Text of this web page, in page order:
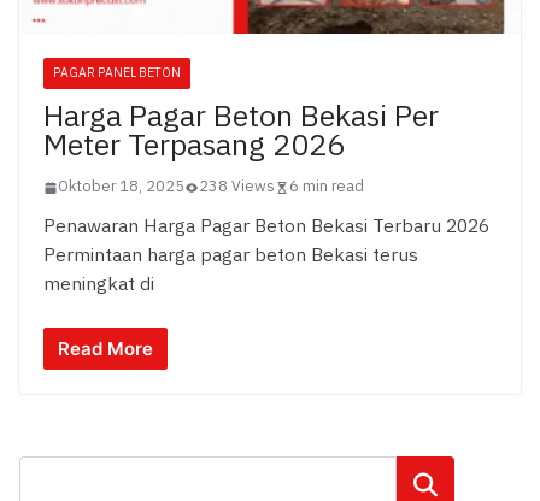
PAGAR PANEL BETON
Harga Pagar Beton Bekasi Per
Meter Terpasang 2026
Oktober 18, 2025 238 Views 6 min read
Penawaran Harga Pagar Beton Bekasi Terbaru 2026
Permintaan harga pagar beton Bekasi terus
meningkat di
Read More
Cari